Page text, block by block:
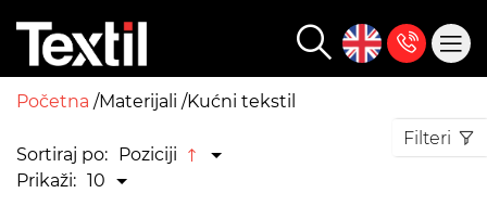
Početna Materijali Kućni tekstil
Sortiraj po: Poziciji
Prikaži: 10
Filteri